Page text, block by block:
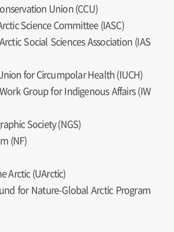
Union (CCU)
Science Committee (IASC)
Social Sciences Association (IAS
for Circumpolar Health (IUCH)
Group for Indigenous Affairs (IW
Society (NGS)
(NF)
Arctic (UArctic)
for Nature-Global Arctic Program